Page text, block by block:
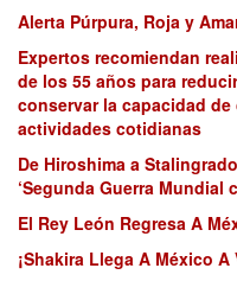
Alerta Púrpura, Roja y
Expertos recomiendan
de los 55 años para
conservar la capacidad
actividades cotidianas
De Hiroshima a
‘Segunda Guerra Mundial
El Rey León Regresa A
¡Shakira Llega A México